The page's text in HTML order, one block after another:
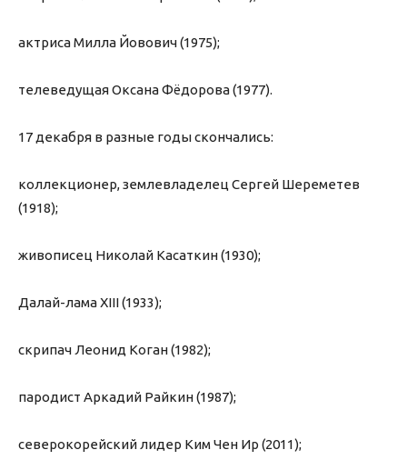
актриса Милла Йовович (1975);
телеведущая Оксана Фёдорова (1977).
17 декабря в разные годы скончались:
коллекционер, землевладелец Сергей Шереметев
(1918);
живописец Николай Касаткин (1930);
Далай-лама XIII (1933);
скрипач Леонид Коган (1982);
пародист Аркадий Райкин (1987);
северокорейский лидер Ким Чен Ир (2011);